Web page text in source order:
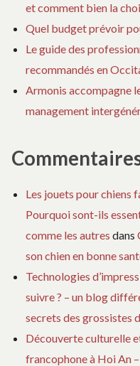
et comment bien la
Quel budget prévoir
Le guide des
recommandés en
Armonis accompagne
management
Les jouets pour chiens
Pourquoi sont-ils
comme les autres dans
son chien en bonne
Technologies
suivre ? – un blog
secrets des grossistes
Découverte culturelle
francophone à Hoi An